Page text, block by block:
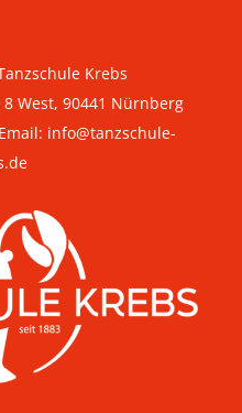
Krebs
West, 90441 Nürnberg
info@tanzschule-